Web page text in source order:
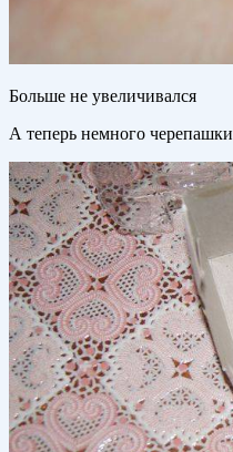
Больше не увеличивался
А теперь немного черепашки